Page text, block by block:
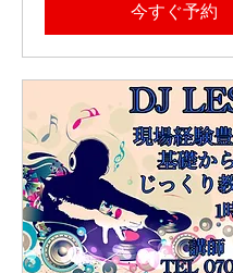
今すぐ予約